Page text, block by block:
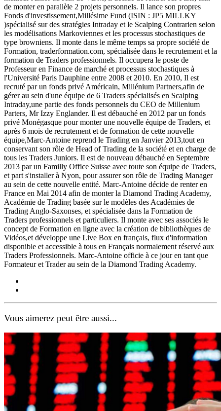
de monter en parallèle 2 projets personnels. Il lance son propres
Fonds d'investissement,Millésime Fund (ISIN : JP5 MILLKY
)spécialisé sur des stratégies Intraday et le Scalping Contrarien selon
les modélisations Markoviennes et les processus stochastiques de
type browniens. Il monte dans le même temps sa propre société de
Formation, trader­formation.com, spécialisée dans le recrutement et la
formation de Traders professionnels. Il occupera le poste de
Professeur en Finance de marché et processus stochastiques à
l'Université Paris Dauphine entre 2008 et 2010. En 2010, Il est
recruté par un fonds privé Américain, Millénium Partners,afin de
gérer au sein d'une équipe de 6 Traders spécialisés en Scalping
Intraday,une partie des fonds personnels du CEO de Millenium
Parters, Mr Izzy Englander. Il est débauché en 2012 par un fonds
privé Monégasque pour monter une nouvelle équipe de Traders, et
après 6 mois de recrutement et de formation de cette nouvelle
équipe,Marc-­Antoine reprend le Trading en Janvier 2013,tout en
conservant son rôle de Head of Trading de la société et en charge de
tous les Traders Juniors. Il est de nouveau débauché en Septembre
2013 par un Familly Office Suisse avec toute son équipe de Traders,
et part s'installer à Nyon, pour assurer son rôle de Trading Manager
au sein de cette nouvelle entité. Marc­-Antoine décide de renter en
France en Mai 2014 afin de monter la Diamond Trading Academy,
Académie de Trading basée sur le modèles des Académies de
Trading Anglo-Saxonses, et spécialisée dans la Formation de
Traders professionnels et particuliers. Il monte avec ses associés le
concept de Formation en ligne avec la création de bibliothèques de
Vidéos,et développe une Live Box en français, flux d'information
disponible et accessible à tous en Français normalement réservé aux
Traders Professionnels. Marc-Antoine officie à ce jour en tant que
Formateur et Trader au sein de la Diamond Trading Academy.
Vous aimerez peut être aussi...